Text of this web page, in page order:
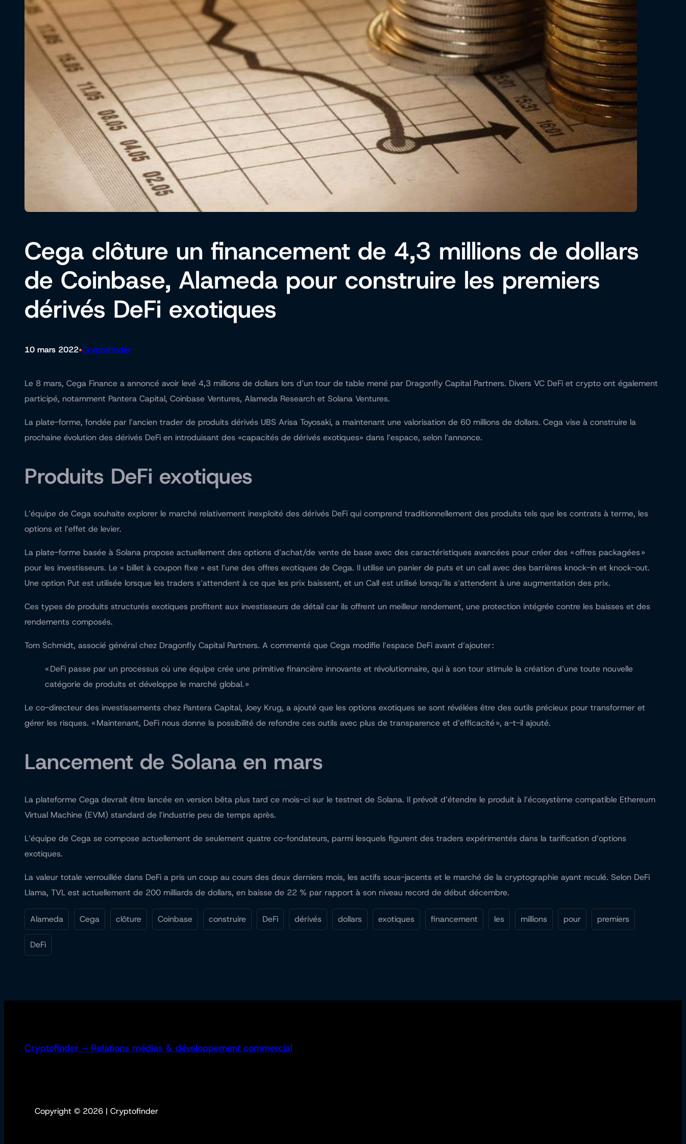
Cega clôture un financement de 4,3 millions de dollars
de Coinbase, Alameda pour construire les premiers
dérivés DeFi exotiques
10 mars 2022•CryptoFinder
Le 8 mars, Cega Finance a annoncé avoir levé 4,3 millions de dollars lors d’un tour de table mené par Dragonfly Capital Partners. Divers VC DeFi et crypto ont également
participé, notamment Pantera Capital, Coinbase Ventures, Alameda Research et Solana Ventures.
La plate-forme, fondée par l’ancien trader de produits dérivés UBS Arisa Toyosaki, a maintenant une valorisation de 60 millions de dollars. Cega vise à construire la
prochaine évolution des dérivés DeFi en introduisant des «capacités de dérivés exotiques» dans l’espace, selon l’annonce.
Produits DeFi exotiques
L’équipe de Cega souhaite explorer le marché relativement inexploité des dérivés DeFi qui comprend traditionnellement des produits tels que les contrats à terme, les
options et l’effet de levier.
La plate-forme basée à Solana propose actuellement des options d’achat/de vente de base avec des caractéristiques avancées pour créer des « offres packagées »
pour les investisseurs. Le « billet à coupon fixe » est l’une des offres exotiques de Cega. Il utilise un panier de puts et un call avec des barrières knock-in et knock-out.
Une option Put est utilisée lorsque les traders s’attendent à ce que les prix baissent, et un Call est utilisé lorsqu’ils s’attendent à une augmentation des prix.
Ces types de produits structurés exotiques profitent aux investisseurs de détail car ils offrent un meilleur rendement, une protection intégrée contre les baisses et des
rendements composés.
Tom Schmidt, associé général chez Dragonfly Capital Partners. A commenté que Cega modifie l’espace DeFi avant d’ajouter :
« DeFi passe par un processus où une équipe crée une primitive financière innovante et révolutionnaire, qui à son tour stimule la création d’une toute nouvelle
catégorie de produits et développe le marché global. »
Le co-directeur des investissements chez Pantera Capital, Joey Krug, a ajouté que les options exotiques se sont révélées être des outils précieux pour transformer et
gérer les risques. « Maintenant, DeFi nous donne la possibilité de refondre ces outils avec plus de transparence et d’efficacité », a-t-il ajouté.
Lancement de Solana en mars
La plateforme Cega devrait être lancée en version bêta plus tard ce mois-ci sur le testnet de Solana. Il prévoit d’étendre le produit à l’écosystème compatible Ethereum
Virtual Machine (EVM) standard de l’industrie peu de temps après.
L’équipe de Cega se compose actuellement de seulement quatre co-fondateurs, parmi lesquels figurent des traders expérimentés dans la tarification d’options
exotiques.
La valeur totale verrouillée dans DeFi a pris un coup au cours des deux derniers mois, les actifs sous-jacents et le marché de la cryptographie ayant reculé. Selon DeFi
Llama, TVL est actuellement de 200 milliards de dollars, en baisse de 22 % par rapport à son niveau record de début décembre.
Alameda Cega clôture Coinbase construire DeFi dérivés dollars exotiques financement les millions pour premiers
DeFi
Cryptofinder – Relations médias & développement commercial
Copyright © 2026 | Cryptofinder